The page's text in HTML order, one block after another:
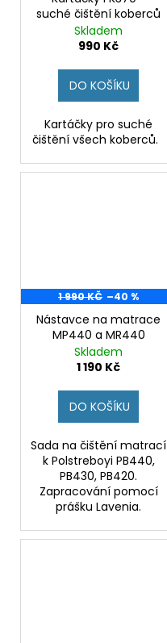
suché čištění koberců
Skladem
990 Kč
DO KOŠÍKU
Kartáčky pro suché
čištění všech koberců.
1 990 KČ –40 %
Nástavce na matrace
MP440 a MR440
Skladem
1 190 Kč
DO KOŠÍKU
Sada na čištění matrací
k Polstreboyi PB440,
PB430, PB420.
Zapracování pomocí
prášku Lavenia.